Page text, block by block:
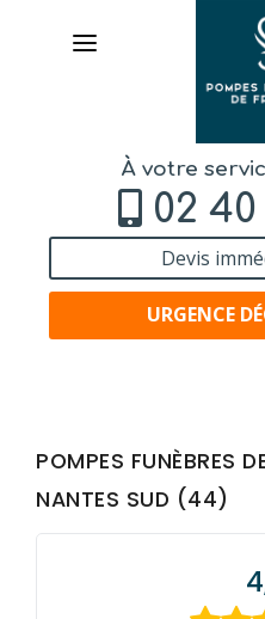
À votre
02 40
Devis
URGENCE
SES
POMPES FUNÈBRES
NANTES SUD (44)